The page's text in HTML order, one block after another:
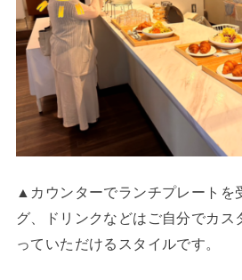
▲カウンターでランチプレートを
グ、ドリンクなどはご自分でカス
っていただけるスタイルです。